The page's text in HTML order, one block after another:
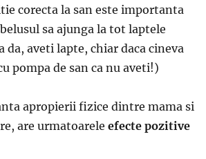
corecta la san este importanta
sa ajunga la tot laptele
da, aveti lapte, chiar daca cineva
pompa de san ca nu aveti!)
apropierii fizice dintre mama si
are urmatoarele efecte pozitive